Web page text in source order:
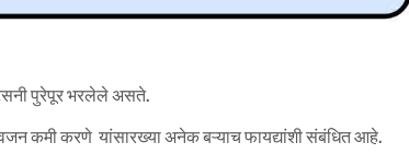
पुरेपूर भरलेले असते.
कमी करणे यांसारख्या अनेक बऱ्याच फायद्यांशी संबंधित आहे.